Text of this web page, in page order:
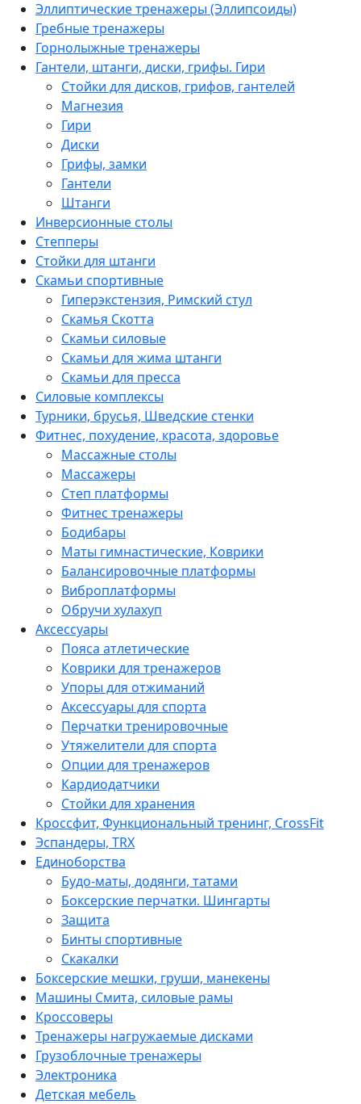
Эллиптические тренажеры (Эллипсоиды)
Гребные тренажеры
Горнолыжные тренажеры
Гантели, штанги, диски, грифы. Гири
Стойки для дисков, грифов, гантелей
Магнезия
Гири
Диски
Грифы, замки
Гантели
Штанги
Инверсионные столы
Степперы
Стойки для штанги
Скамьи спортивные
Гиперэкстензия, Римский стул
Скамья Скотта
Скамьи силовые
Скамьи для жима штанги
Скамьи для пресса
Силовые комплексы
Турники, брусья, Шведские стенки
Фитнес, похудение, красота, здоровье
Массажные столы
Массажеры
Степ платформы
Фитнес тренажеры
Бодибары
Маты гимнастические, Коврики
Балансировочные платформы
Виброплатформы
Обручи хулахуп
Аксессуары
Пояса атлетические
Коврики для тренажеров
Упоры для отжиманий
Аксессуары для спорта
Перчатки тренировочные
Утяжелители для спорта
Опции для тренажеров
Кардиодатчики
Стойки для хранения
Кроссфит, Функциональный тренинг, CrossFit
Эспандеры, TRX
Единоборства
Будо-маты, додянги, татами
Боксерские перчатки. Шингарты
Защита
Бинты спортивные
Скакалки
Боксерские мешки, груши, манекены
Машины Смита, силовые рамы
Кроссоверы
Тренажеры нагружаемые дисками
Грузоблочные тренажеры
Электроника
Детская мебель